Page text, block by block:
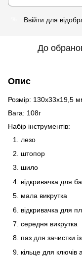
Ввійти для
До
Опис
Розмір: 130x33x19,5
Вага: 108г
Набір інструментів:
лезо
штопор
шило
відкривачка для
мала викрутка
відкривачка для
середня викрутка
паз для зачистки
кільце для ключів